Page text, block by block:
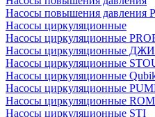
Насосы повышения давления
Насосы циркуляционные
Насосы циркуляционные
Насосы циркуляционные
Насосы циркуляционные
Насосы циркуляционные
Насосы циркуляционные
Насосы циркуляционные
Насосы циркуляционные STI